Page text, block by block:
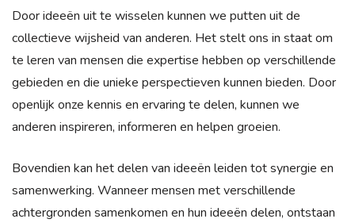
Door ideeën uit te wisselen kunnen we putten uit de
collectieve wijsheid van anderen. Het stelt ons in staat om
te leren van mensen die expertise hebben op verschillende
gebieden en die unieke perspectieven kunnen bieden. Door
openlijk onze kennis en ervaring te delen, kunnen we
anderen inspireren, informeren en helpen groeien.
Bovendien kan het delen van ideeën leiden tot synergie en
samenwerking. Wanneer mensen met verschillende
achtergronden samenkomen en hun ideeën delen, ontstaan